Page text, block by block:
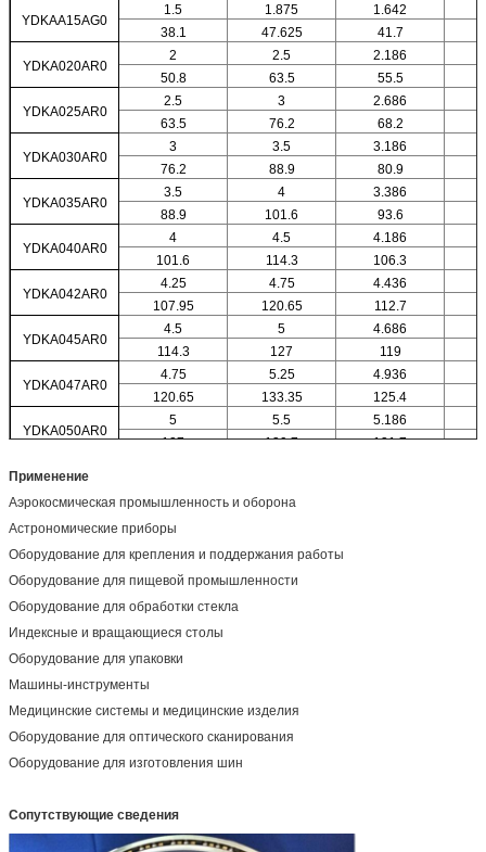
YDKAA15AG0
1.5 1.875 1.642
38.1
47.625 41.7
YDKA020AR0
2 2.5 2.186
50.8
63.5 55.5
YDKA025AR0
2.5 3 2.686
63.5
76.2 68.2
YDKA030AR0
3 3.5 3.186
76.2
88.9 80.9
YDKA035AR0
3.5 4 3.386
88.9
101.6 93.6
YDKA040AR0
4 4.5 4.186
101.6
114.3 106.3
YDKA042AR0
4.25 4.75 4.436
107.95
120.65 112.7
YDKA045AR0
4.5 5 4.686
114.3
127 119
YDKA047AR0
4.75 5.25 4.936
120.65
133.35 125.4
YDKA050AR0
5 5.5 5.186
127
139.7 131.7
Применение
Аэрокосмическая промышленность и оборона
Астрономические приборы
Оборудование для крепления и поддержания работы
Оборудование для пищевой промышленности
Оборудование для обработки стекла
Индексные и вращающиеся столы
Оборудование для упаковки
Машины-инструменты
Медицинские системы и медицинские изделия
Оборудование для оптического сканирования
Оборудование для изготовления шин
Сопутствующие сведения